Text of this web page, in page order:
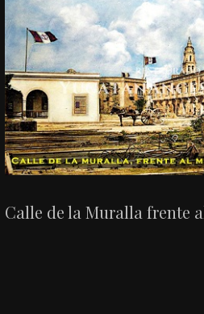
Calle de la Muralla frente